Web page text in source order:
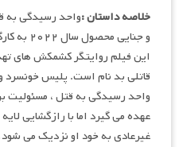
خلاصه داستان :واحد رسیدگی به
و جنایی
این فیلم روایتگر کشمکش های
قاتلی بد نام است. پلیس خونسرد
واحد رسیدگی به قتل ،
عهده می گیرد اما با رازگشایی
غیرعادی به خود او نزدیک می